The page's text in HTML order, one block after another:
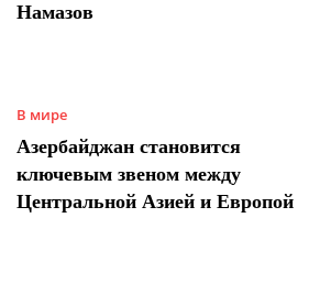
Намазов
В мире
Азербайджан становится
ключевым звеном между
Центральной Азией и Европой